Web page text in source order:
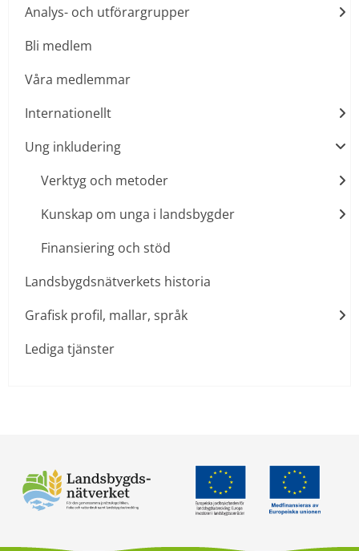
Analys- och utförargrupper
Bli medlem
Våra medlemmar
Internationellt
Ung inkludering
Verktyg och metoder
Kunskap om unga i landsbygder
Finansiering och stöd
Landsbygdsnätverkets historia
Grafisk profil, mallar, språk
Lediga tjänster